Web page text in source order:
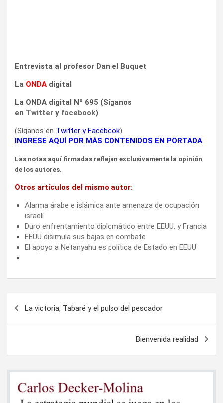
Entrevista al profesor Daniel Buquet
La ONDA digital
La ONDA digital Nº 695 (Síganos
en Twitter y facebook)
(Síganos en Twitter yFacebook)
INGRESE AQUÍ POR MÁS CONTENIDOS EN PORTADA
Las notas aquí firmadas reflejan exclusivamente la opinión
de los autores.
Otros artículos del mismo autor:
Alarma árabe e islámica ante amenaza de ocupación
israelí
Duro enfrentamiento diplomático entre EEUU. y Francia
EEUU disimula sus bajas en combate
El apoyo a Netanyahu es política de Estado en EEUU
La victoria, Tabaré y el pulso del pescador
Bienvenida realidad